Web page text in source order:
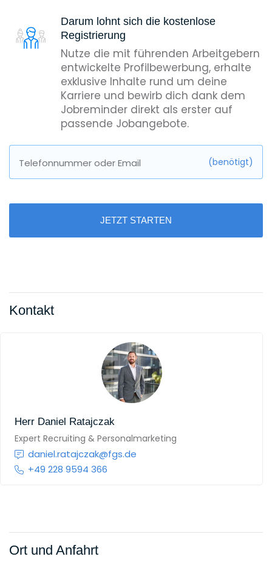
Darum lohnt sich die kostenlose
Registrierung
Nutze die mit führenden Arbeitgebern
entwickelte Profilbewerbung, erhalte
exklusive Inhalte rund um deine
Karriere und bewirb dich dank dem
Jobreminder direkt als erster auf
passende Jobangebote.
Telefonnummer oder Email (benötigt)
JETZT STARTEN
Kontakt
Herr Daniel Ratajczak
Expert Recruiting & Personalmarketing
daniel.ratajczak@fgs.de
+49 228 9594 366
Ort und Anfahrt